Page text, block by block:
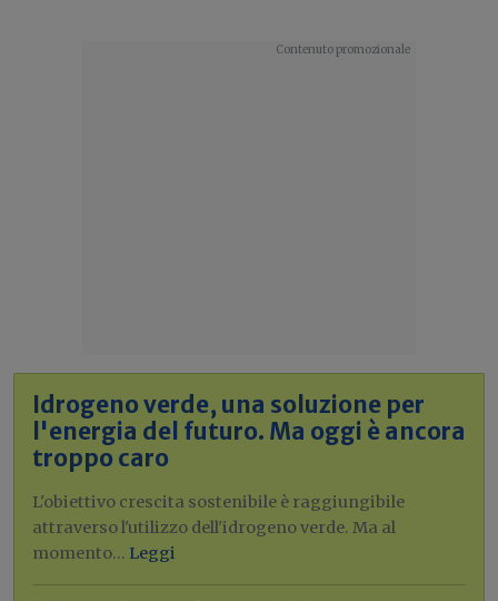
Idrogeno verde, una soluzione per
l'energia del futuro. Ma oggi è ancora
troppo caro
L'obiettivo crescita sostenibile è raggiungibile
attraverso l'utilizzo dell'idrogeno verde. Ma al
momento... Leggi